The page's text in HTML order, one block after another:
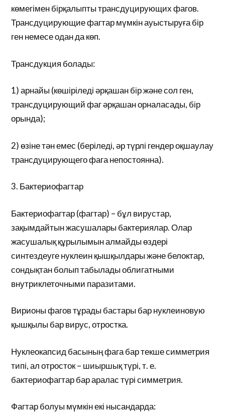
көмегімен бірқалыпты трансдуцирующих фагов.
Трансдуцирующие фагтар мүмкін ауыстыруға бір
ген немесе одан да көп.
Трансдукция болады:
1) арнайы (көшіріледі әрқашан бір және сол ген,
трансдуцирующий фаг әрқашан орналасады, бір
орында);
2) өзіне тән емес (беріледі, әр түрлі гендер оқшаулау
трансдуцирующего фага непостоянна).
3. Бактериофагтар
Бактериофагтар (фагтар) – бұл вирустар,
зақымдайтын жасушалары бактериялар. Олар
жасушалық құрылымын алмайды өздері
синтездеуге нуклеин қышқылдары және белоктар,
сондықтан болып табылады облигатными
внутриклеточными паразитами.
Вирионы фагов тұрады бастары бар нуклеиновую
қышқылы бар вирус, отростка.
Нуклеокапсид басының фага бар текше симметрия
типі, ал отросток – шиыршық түрі, т. е.
бактериофагтар бар аралас түрі симметрия.
Фагтар болуы мүмкін екі нысандарда: